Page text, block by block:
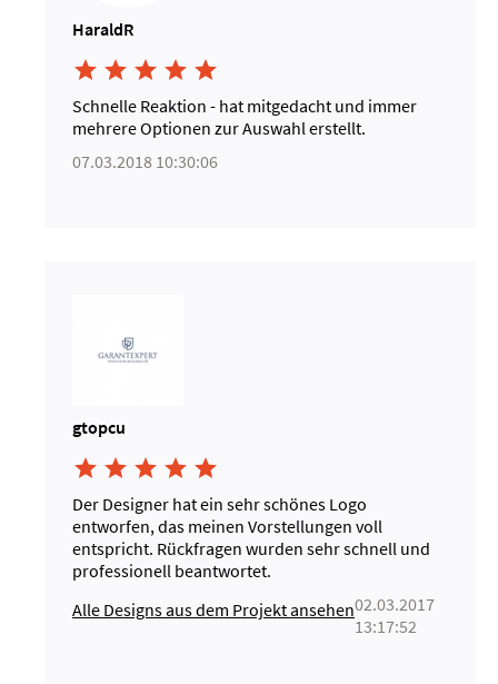
HaraldR
    
Schnelle Reaktion - hat mitgedacht und immer
mehrere Optionen zur Auswahl erstellt.
07.03.2018 10:30:06
gtopcu
    
Der Designer hat ein sehr schönes Logo
entworfen, das meinen Vorstellungen voll
entspricht. Rückfragen wurden sehr schnell und
professionell beantwortet.
Alle Designs aus dem Projekt ansehen02.03.2017
13:17:52